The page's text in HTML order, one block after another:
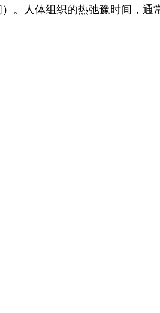
。人体组织的热弛豫时间，通